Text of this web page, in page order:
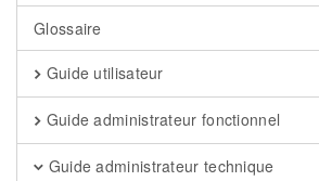
Glossaire
Guide utilisateur
Guide administrateur fonctionnel
Guide administrateur technique